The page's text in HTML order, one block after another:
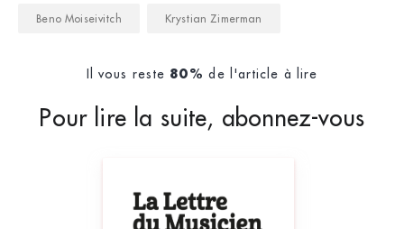
Beno Moiseivitch Krystian Zimerman
Il vous reste 80% de l'article à lire
Pour lire la suite, abonnez-vous